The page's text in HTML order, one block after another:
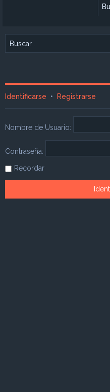
Identificarse • Registrarse
Nombre de Usuario:
Contraseña:
Recordar